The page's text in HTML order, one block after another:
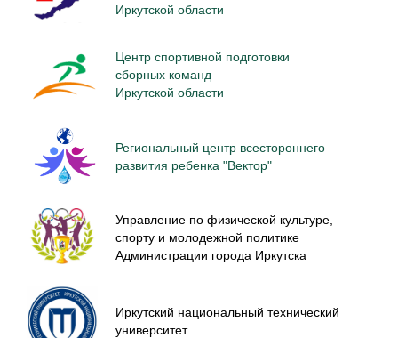
Иркутской области
Центр спортивной подготовки
сборных команд
Иркутской области
Региональный центр всестороннего
развития ребенка "Вектор"
Управление по физической культуре,
спорту и молодежной политике
Администрации города Иркутска
Иркутский национальный технический
университет